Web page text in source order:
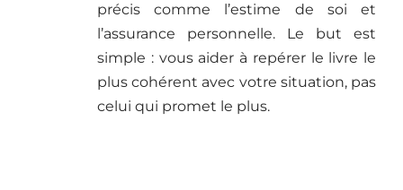
précis comme l’estime de soi et
l’assurance personnelle. Le but est
simple : vous aider à repérer le livre le
plus cohérent avec votre situation, pas
celui qui promet le plus.